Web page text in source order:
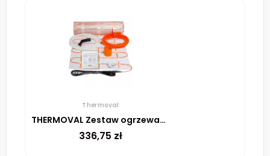
Thermoval
THERMOVAL Zestaw ogrzewania podłogowego – mata TV TO 0,5m² 170W/m² regulator TT 16 biały
336,75 zł